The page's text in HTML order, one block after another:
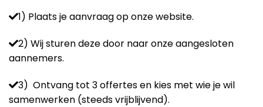
1) Plaats je aanvraag op onze website.
2) Wij sturen deze door naar onze aangesloten
aannemers.
3) Ontvang tot 3 offertes en kies met wie je wil
samenwerken (steeds vrijblijvend).